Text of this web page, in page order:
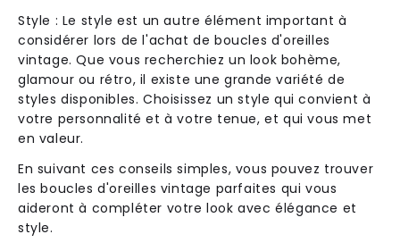
Style : Le style est un autre élément important à
considérer lors de l'achat de boucles d'oreilles
vintage. Que vous recherchiez un look bohème,
glamour ou rétro, il existe une grande variété de
styles disponibles. Choisissez un style qui convient à
votre personnalité et à votre tenue, et qui vous met
en valeur.
En suivant ces conseils simples, vous pouvez trouver
les boucles d'oreilles vintage parfaites qui vous
aideront à compléter votre look avec élégance et
style.